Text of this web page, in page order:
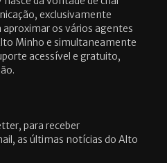
exclusivamente
os vários agentes
Minho e simultaneamente
acessível e gratuito,
para receber
as últimas notícias do Alto